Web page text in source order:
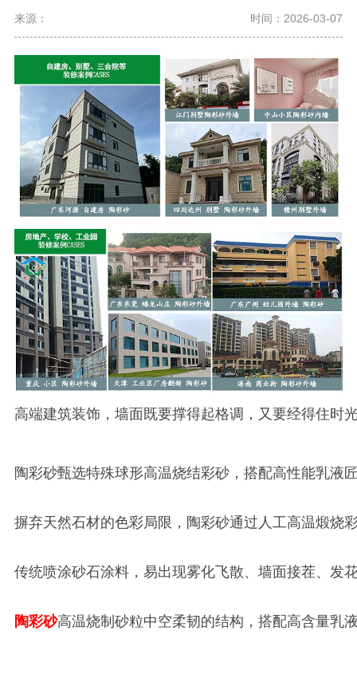
来源： 时间：2026-03-07
高端建筑装饰，墙面既要撑得起格调，又要经得住时
陶彩砂甄选特殊球形高温烧结彩砂，搭配高性能乳液
摒弃天然石材的色彩局限，陶彩砂通过人工高温煅烧
传统喷涂砂石涂料，易出现雾化飞散、墙面接茬、发
陶彩砂高温烧制砂粒中空柔韧的结构，搭配高含量乳